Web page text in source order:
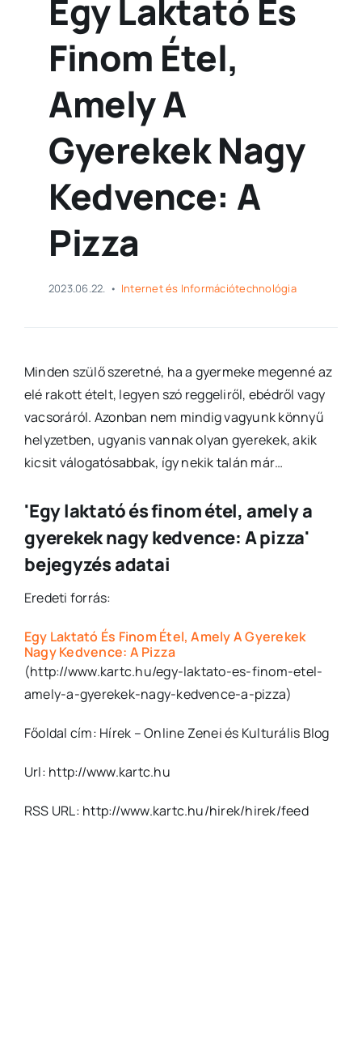
Egy Laktató És
Finom Étel,
Amely A
Gyerekek Nagy
Kedvence: A
Pizza
2023.06.22. • Internet és Információtechnológia
Minden szülő szeretné, ha a gyermeke megenné az
elé rakott ételt, legyen szó reggeliről, ebédről vagy
vacsoráról. Azonban nem mindig vagyunk könnyű
helyzetben, ugyanis vannak olyan gyerekek, akik
kicsit válogatósabbak, így nekik talán már…
'Egy laktató és finom étel, amely a
gyerekek nagy kedvence: A pizza'
bejegyzés adatai
Eredeti forrás:
Egy Laktató És Finom Étel, Amely A Gyerekek
Nagy Kedvence: A Pizza
(http://www.kartc.hu/egy-laktato-es-finom-etel-
amely-a-gyerekek-nagy-kedvence-a-pizza)
Főoldal cím: Hírek – Online Zenei és Kulturális Blog
Url: http://www.kartc.hu
RSS URL: http://www.kartc.hu/hirek/hirek/feed